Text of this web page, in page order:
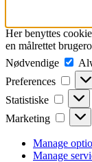
Her benyttes
en målrettet
Nødvendige
Preferences
Statistiske
Marketing
Manage
Manage